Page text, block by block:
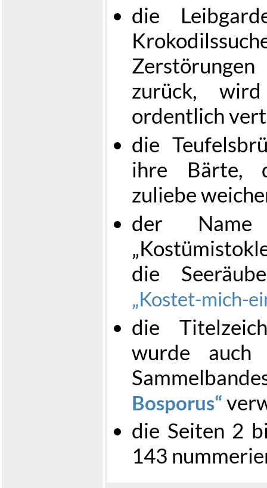
die
zurück,
ordentlich
die
ihre Bärte,
zuliebe
der Name
die
Kostet-mich-
die
wurde
Bosporus
die Seiten 2
143